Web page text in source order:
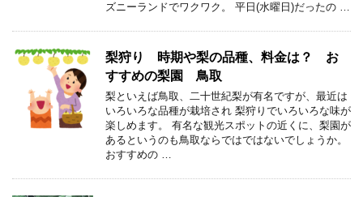
ズニーランドでワクワク。 平日(水曜日)だったの …
梨狩り 時期や梨の品種、料金は？ お
すすめの梨園 鳥取
梨といえば鳥取、二十世紀梨が有名ですが、最近は
いろいろな品種が栽培され 梨狩りでいろいろな味が
楽しめます。 有名な観光スポットの近くに、梨園が
あるというのも鳥取ならではではないでしょうか。
おすすめの …